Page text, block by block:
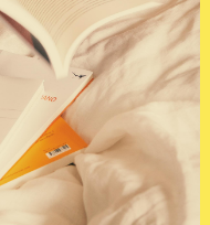
Mantenerme conectado